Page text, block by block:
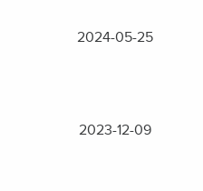
2024-05-25
2023-12-09